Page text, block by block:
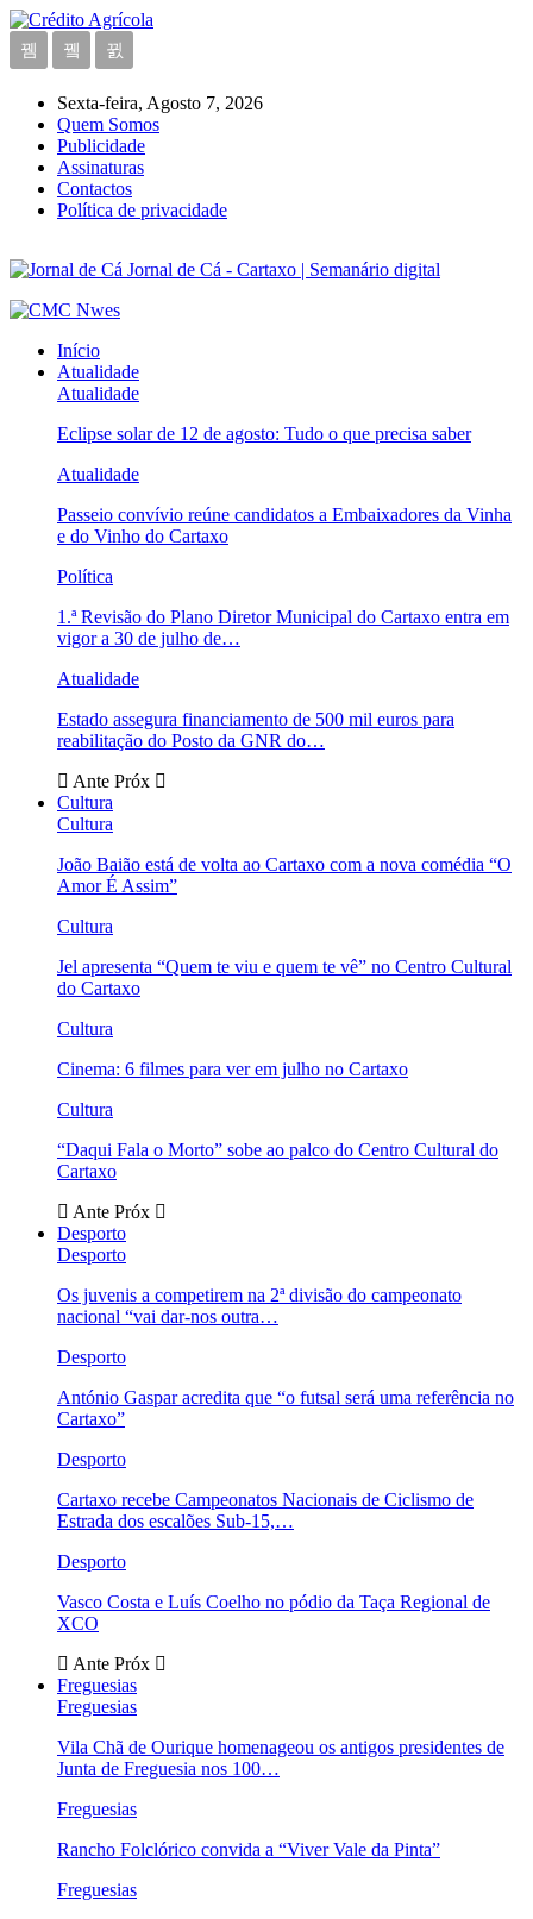
Sexta-feira, Agosto 7, 2026
Quem Somos
Publicidade
Assinaturas
Contactos
Política de privacidade
Jornal de Cá - Cartaxo | Semanário digital
Início
Atualidade
Atualidade
Eclipse solar de 12 de agosto: Tudo o que precisa saber
Atualidade
Passeio convívio reúne candidatos a Embaixadores da Vinha
e do Vinho do Cartaxo
Política
1.ª Revisão do Plano Diretor Municipal do Cartaxo entra em
vigor a 30 de julho de…
Atualidade
Estado assegura financiamento de 500 mil euros para
reabilitação do Posto da GNR do…
Ante Próx
Cultura
Cultura
João Baião está de volta ao Cartaxo com a nova comédia “O
Amor É Assim”
Cultura
Jel apresenta “Quem te viu e quem te vê” no Centro Cultural
do Cartaxo
Cultura
Cinema: 6 filmes para ver em julho no Cartaxo
Cultura
“Daqui Fala o Morto” sobe ao palco do Centro Cultural do
Cartaxo
Ante Próx
Desporto
Desporto
Os juvenis a competirem na 2ª divisão do campeonato
nacional “vai dar-nos outra…
Desporto
António Gaspar acredita que “o futsal será uma referência no
Cartaxo”
Desporto
Cartaxo recebe Campeonatos Nacionais de Ciclismo de
Estrada dos escalões Sub-15,…
Desporto
Vasco Costa e Luís Coelho no pódio da Taça Regional de
XCO
Ante Próx
Freguesias
Freguesias
Vila Chã de Ourique homenageou os antigos presidentes de
Junta de Freguesia nos 100…
Freguesias
Rancho Folclórico convida a “Viver Vale da Pinta”
Freguesias